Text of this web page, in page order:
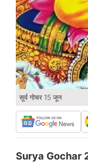
सूर्य गोचर 15 जून
Surya Gochar